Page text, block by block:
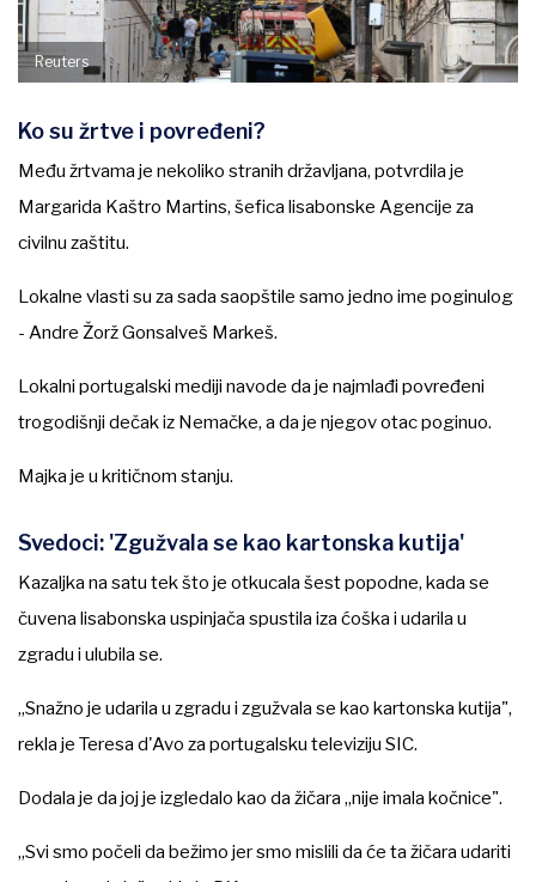
Reuters
Ko su žrtve i povređeni?
Među žrtvama je nekoliko stranih državljana, potvrdila je
Margarida Kaštro Martins, šefica lisabonske Agencije za
civilnu zaštitu.
Lokalne vlasti su za sada saopštile samo jedno ime poginulog
- Andre Žorž Gonsalveš Markeš.
Lokalni portugalski mediji navode da je najmlađi povređeni
trogodišnji dečak iz Nemačke, a da je njegov otac poginuo.
Majka je u kritičnom stanju.
Svedoci: 'Zgužvala se kao kartonska kutija'
Kazaljka na satu tek što je otkucala šest popodne, kada se
čuvena lisabonska uspinjača spustila iza ćoška i udarila u
zgradu i ulubila se.
„Snažno je udarila u zgradu i zgužvala se kao kartonska kutija",
rekla je Teresa d'Avo za portugalsku televiziju SIC.
Dodala je da joj je izgledalo kao da žičara „nije imala kočnice".
„Svi smo počeli da bežimo jer smo mislili da će ta žičara udariti